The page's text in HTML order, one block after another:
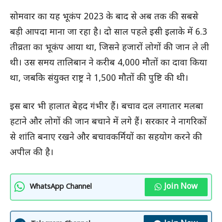
सोमवार का यह भूकंप 2023 के बाद से अब तक की सबसे
बड़ी आपदा माना जा रहा है। दो साल पहले इसी इलाके में 6.3
तीव्रता का भूकंप आया था, जिसने हजारों लोगों की जान ले ली
थी। उस समय तालिबान ने करीब 4,000 मौतों का दावा किया
था, जबकि संयुक्त राष्ट्र ने 1,500 मौतों की पुष्टि की थी।
इस बार भी हालात बेहद गंभीर हैं। बचाव दल लगातार मलबा
हटाने और लोगों की जान बचाने में लगे हैं। सरकार ने नागरिकों
से शांति बनाए रखने और बचावकर्मियों का सहयोग करने की
अपील की है।
WhatsApp Channel Join Now